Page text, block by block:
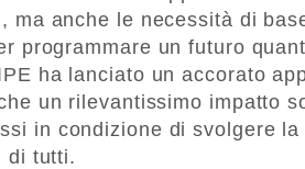
ma anche le necessità di
programmare un futuro
ha lanciato un accorato
un rilevantissimo impatto
in condizione di svolgere
di tutti.